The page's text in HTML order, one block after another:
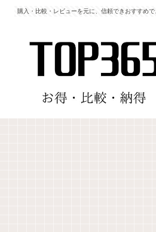
購入・比較・レビューを元に、信頼できおすすめ